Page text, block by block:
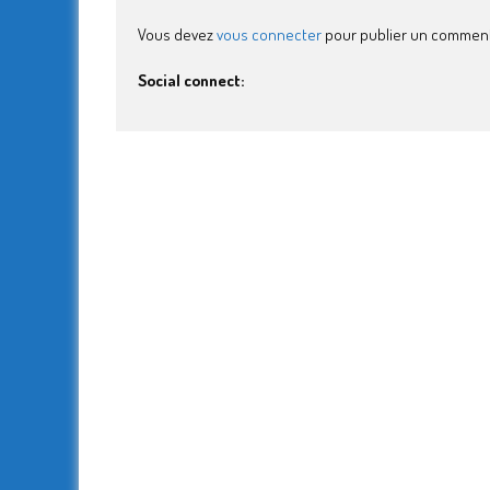
Vous devezvous connecter pour publier un
Social connect: